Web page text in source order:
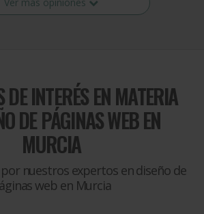
INTERÉS EN MATERIA
DE PÁGINAS WEB EN
MURCIA
nuestros expertos en diseño de
web en Murcia